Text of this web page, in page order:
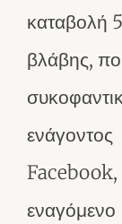
καταβολή
βλάβης,
Facebook,